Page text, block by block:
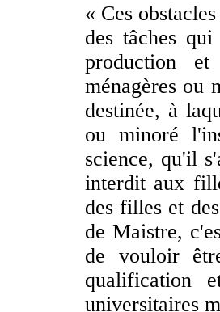
« Ces
des tâches
production
ménagères ou
destinée, à
ou minoré
science, qu'il
interdit aux
des filles et
de Maistre,
de vouloir
qualification
universitaires